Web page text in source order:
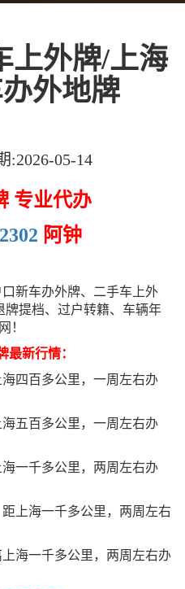
上外牌/上海
外地牌
:2026-05-14
专业代办
阿钟
新车办外牌、二手车上外
牌提档、过户转籍、车辆年
！
最新行情：
四百多公里，一周左右办
五百多公里，一周左右办
一千多公里，两周左右办
上海一千多公里，两周左右
海一千多公里，两周左右办